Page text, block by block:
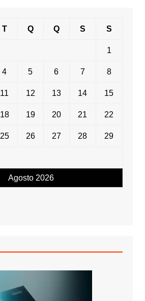
Agosto 2026
T Q Q S S
1
4 5 6 7 8
11 12 13 14 15
18 19 20 21 22
25 26 27 28 29